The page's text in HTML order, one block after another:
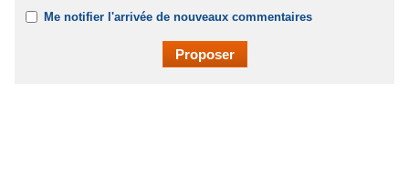
Me notifier l'arrivée de nouveaux commentaires